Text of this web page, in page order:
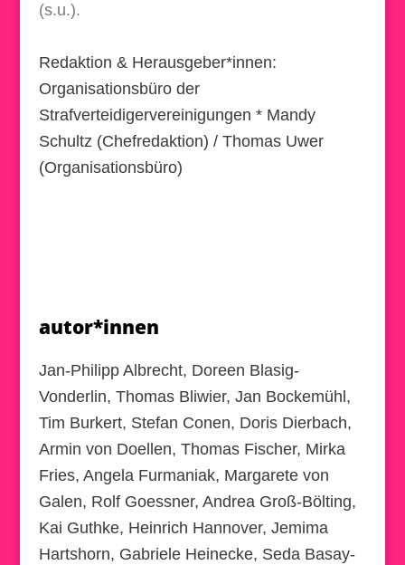
(s.u.).
Redaktion & Herausgeber*innen:
Organisationsbüro der
Strafverteidigervereinigungen * Mandy
Schultz (Chefredaktion) / Thomas Uwer
(Organisationsbüro)
autor*innen
Jan-Philipp Albrecht, Doreen Blasig-
Vonderlin, Thomas Bliwier, Jan Bockemühl,
Tim Burkert, Stefan Conen, Doris Dierbach,
Armin von Doellen, Thomas Fischer, Mirka
Fries, Angela Furmaniak, Margarete von
Galen, Rolf Goessner, Andrea Groß-Bölting,
Kai Guthke, Heinrich Hannover, Jemima
Hartshorn, Gabriele Heinecke, Seda Basay-